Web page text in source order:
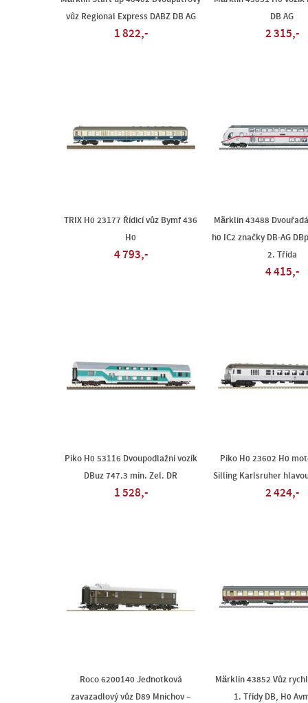
vůz Regional Express DABZ DB AG
1 822,-
DB AG
2 315,-
TRIX H0 23177 Řídicí vůz Bymf 436
H0
4 793,-
Märklin 43488
h0 IC2 značky DB-AG
2. Třída
4 415,-
Piko H0 53116 Dvoupodlažní vozík
DBuz 747.3 min. Zel. DR
1 528,-
Piko H0 23602 H0
Silling Karlsruher
2 424,-
Roco 6200140 Jednotková
zavazadlový vůz D89 Mnichov –
Märklin 43852 Vůz
1. Třídy DB, H0